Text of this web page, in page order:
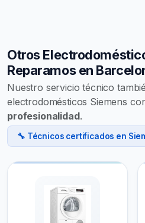
Otros
Reparamos en
Nuestro servicio técnico
electrodomésticos Siemens
profesionalidad.
🔧 Técnicos certificados en